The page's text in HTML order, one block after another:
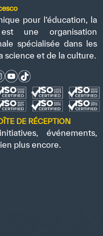
pour l’éducation, la
une organisation
spécialisée dans les
science et de la culture.
DE RÉCEPTION
événements,
plus encore.